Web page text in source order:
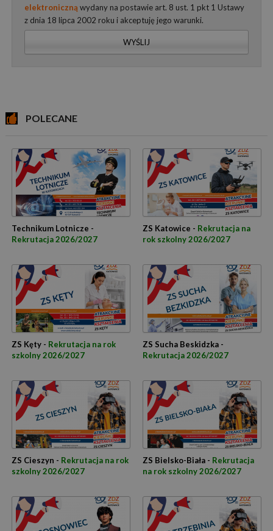
elektroniczną wydany na postawie art. 8 ust. 1 pkt 1 Ustawy
z dnia 18 lipca 2002 roku i akceptuję jego warunki.
WYŚLIJ
POLECANE
Technikum Lotnicze -
Rekrutacja 2026/2027
ZS Katowice - Rekrutacja na
rok szkolny 2026/2027
ZS Kęty - Rekrutacja na rok
szkolny 2026/2027
ZS Sucha Beskidzka -
Rekrutacja 2026/2027
ZS Cieszyn - Rekrutacja na rok
szkolny 2026/2027
ZS Bielsko-Biała - Rekrutacja
na rok szkolny 2026/2027